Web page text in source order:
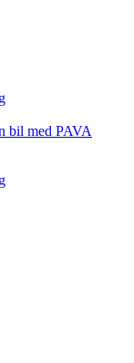
bil med PAVA